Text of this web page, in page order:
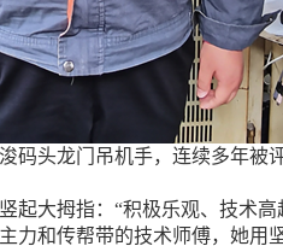
头龙门吊机手，连续多年被
起大拇指：“积极乐观、技术高
力和传帮带的技术师傅，她用